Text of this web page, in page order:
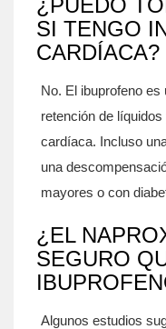
¿PUEDO
SI TENGO
CARDÍACA?
No. El ibuprofeno
retención de
cardíaca. Incluso
una
mayores o con
¿EL
SEGURO
Algunos estudios